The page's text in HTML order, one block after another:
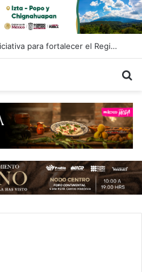
Azucena Rosas impulsa iniciativa para fortalecer el Registro Estatal de Opciones para Educación Superior